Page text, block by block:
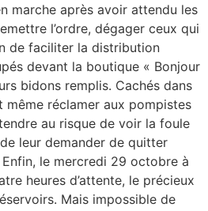
marche après avoir attendu les
l’ordre, dégager ceux qui
de faciliter la distribution
devant la boutique « Bonjour
bidons remplis. Cachés dans
même réclamer aux pompistes
au risque de voir la foule
leur demander de quitter
Enfin, le mercredi 29 octobre à
heures d’attente, le précieux
Mais impossible de